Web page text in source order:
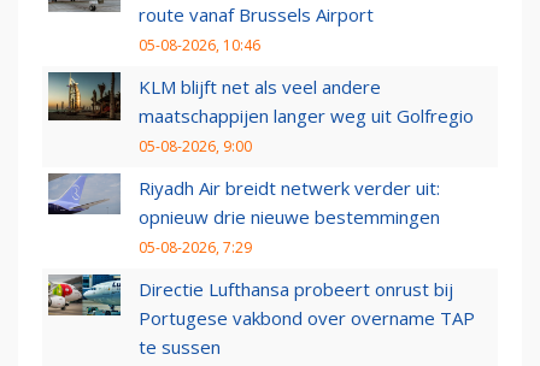
route vanaf Brussels Airport
05-08-2026, 10:46
KLM blijft net als veel andere
maatschappijen langer weg uit Golfregio
05-08-2026, 9:00
Riyadh Air breidt netwerk verder uit:
opnieuw drie nieuwe bestemmingen
05-08-2026, 7:29
Directie Lufthansa probeert onrust bij
Portugese vakbond over overname TAP
te sussen